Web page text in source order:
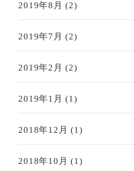
2019年8月 (2)
2019年7月 (2)
2019年2月 (2)
2019年1月 (1)
2018年12月 (1)
2018年10月 (1)